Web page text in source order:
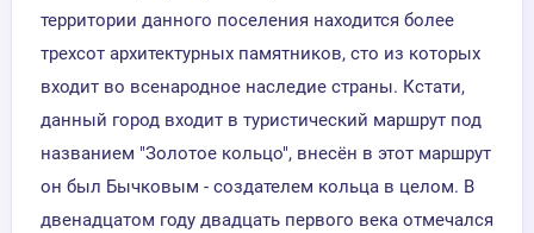
территории данного поселения находится более
трехсот архитектурных памятников, сто из которых
входит во всенародное наследие страны. Кстати,
данный город входит в туристический маршрут под
названием "Золотое кольцо", внесён в этот маршрут
он был Бычковым - создателем кольца в целом. В
двенадцатом году двадцать первого века отмечался